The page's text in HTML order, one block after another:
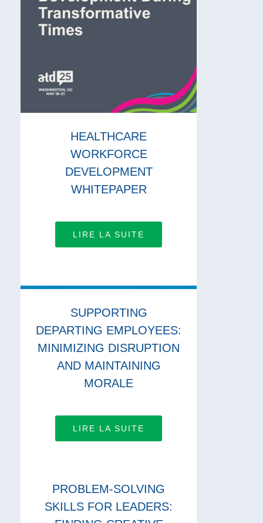
HEALTHCARE
WORKFORCE
DEVELOPMENT
WHITEPAPER
LIRE LA SUITE
SUPPORTING
DEPARTING EMPLOYEES:
MINIMIZING DISRUPTION
AND MAINTAINING
MORALE
LIRE LA SUITE
PROBLEM-SOLVING
SKILLS FOR LEADERS: